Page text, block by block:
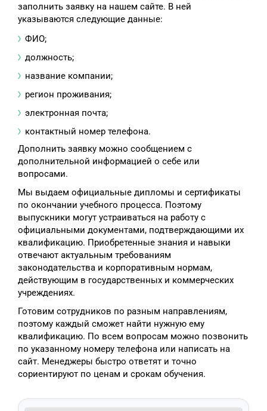
заполнить заявку на нашем сайте. В ней
указываются следующие данные:
ФИО;
должность;
название компании;
регион проживания;
электронная почта;
контактный номер телефона.
Дополнить заявку можно сообщением с
дополнительной информацией о себе или
вопросами.
Мы выдаем официальные дипломы и сертификаты
по окончании учебного процесса. Поэтому
выпускники могут устраиваться на работу с
официальными документами, подтверждающими их
квалификацию. Приобретенные знания и навыки
отвечают актуальным требованиям
законодательства и корпоративным нормам,
действующим в государственных и коммерческих
учреждениях.
Готовим сотрудников по разным направлениям,
поэтому каждый сможет найти нужную ему
квалификацию. По всем вопросам можно позвонить
по указанному номеру телефона или написать на
сайт. Менеджеры быстро ответят и точно
сориентируют по ценам и срокам обучения.